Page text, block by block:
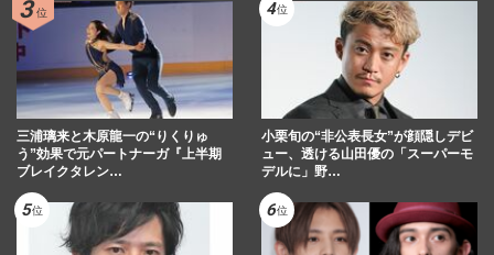
三浦璃来と木原龍一の“りくりゅ
う”効果で元パートナーガ『上半期
ブレイクタレン…
小栗旬の“非公表長女”が顔隠しデビ
ュー、透ける山田優の「スーパーモ
デルに」野…